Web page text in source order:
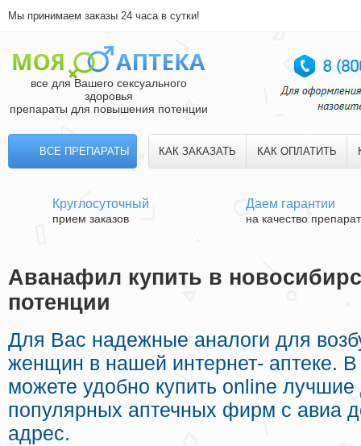
Мы принимаем заказы 24 часа в сутки!
все для Вашего сексуального
здоровья
препараты для повышения потенции
ВСЕ ПРЕПАРАТЫ КАК ЗАКАЗАТЬ КАК ОПЛАТИТЬ
Круглосуточный
прием заказов
Даем гарантии
на качество
Аванафил купить в
потенции
Для Вас надежные аналоги для
женщин в нашей интернет- аптеке.
можете удобно купить online лучшие
популярных аптечных фирм с авиа
адрес.